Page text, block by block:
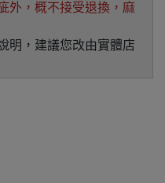
外，概不接受退換，麻
明，建議您改由實體店